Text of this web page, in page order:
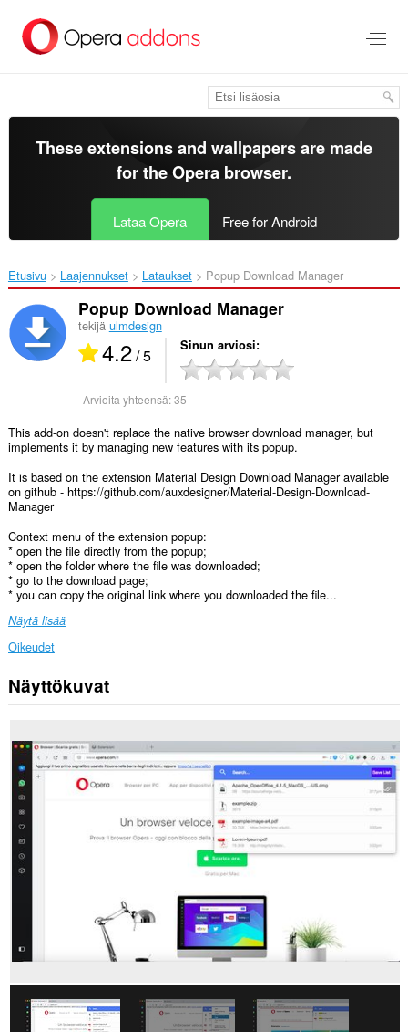
pääsisältöön
These extensions and wallpapers are made
for theOpera browser.
Lataa Opera Free for Android
Etusivu Laajennukset Lataukset Popup Download Manager‎
Popup Download Manager
tekijä ulmdesign
4.2/ 5 Sinun arviosi
Arvioita yhteensä:35
This add-on doesn't replace the native browser download manager, but
implements it by managing new features with its popup.
It is based on the extension Material Design Download Manager available
on github - https://github.com/auxdesigner/Material-Design-Download-
Manager
Context menu of the extension popup:
* open the file directly from the popup;
* open the folder where the file was downloaded;
* go to the download page;
* you can copy the original link where you downloaded the file...
Näytä lisää
Oikeudet
Laajennuksella
on
joita
kopioit
liität.
This
extension
can
write
data
This
extension
rich
notifications
Näyttökuvat